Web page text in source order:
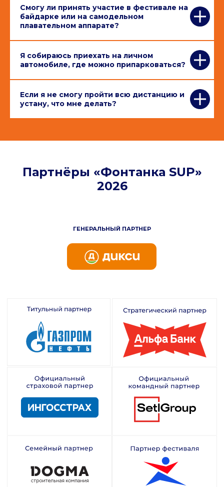
Смогу ли принять участие в фестивале на
байдарке или на самодельном
плавательном аппарате?
Я собираюсь приехать на личном
автомобиле, где можно припарковаться?
Если я не смогу пройти всю дистанцию и
устану, что мне делать?
Партнёры «Фонтанка SUP»
2026